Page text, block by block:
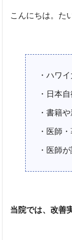
こんにちは。た
・ハワ
・日本
・書籍
・医師
・医師
当院では、改善